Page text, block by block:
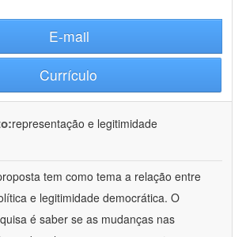
E-mail
Currículo
representação e legitimidade
tem como tema a relação entre
e legitimidade democrática. O
é saber se as mudanças nas